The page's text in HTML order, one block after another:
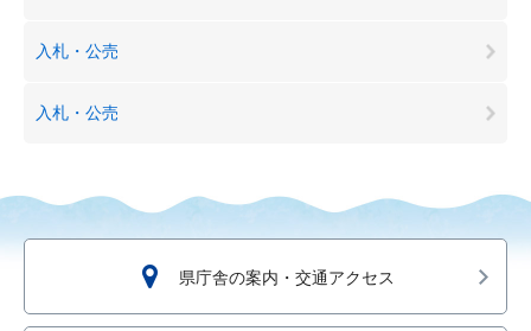
入札・公売
入札・公売
県庁舎の案内・交通アクセス